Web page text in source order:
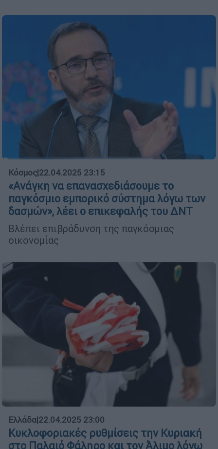
Κόσμος|22.04.2025 23:15
«Ανάγκη να επανασχεδιάσουμε το
παγκόσμιο εμπορικό σύστημα λόγω των
δασμών», λέει ο επικεφαλής του ΔΝΤ
Βλέπει επιβράδυνση της παγκόσμιας
οικονομίας
Ελλάδα|22.04.2025 23:00
Κυκλοφοριακές ρυθμίσεις την Κυριακή
στο Παλαιό Φάληρο και τον Άλιμο λόγω